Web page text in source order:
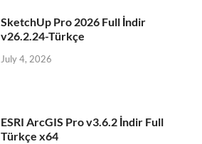
SketchUp Pro 2026 Full İndir
v26.2.24-Türkçe
July 4, 2026
ESRI ArcGIS Pro v3.6.2 İndir Full
Türkçe x64